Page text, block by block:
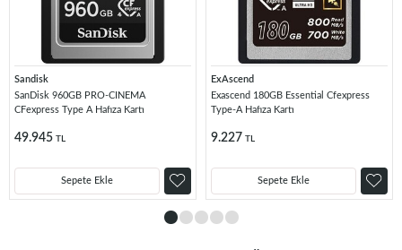
Sandisk
SanDisk 960GB PRO-CINEMA
CFexpress Type A Hafıza Kartı
49.945 TL
Sepete Ekle
ExAscend
Exascend 180GB Essential Cfexpress
Type-A Hafıza Kartı
9.227 TL
Sepete Ekle